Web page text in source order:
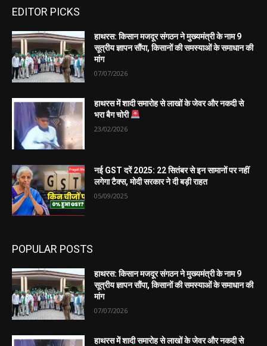
EDITOR PICKS
हाथरस: किसान मजदूर संगठन ने मुख्यमंत्री के नाम 9
सूत्रीय ज्ञापन सौंपा, किसानों की समस्याओं के समाधान की
मांग
07/07/2026
हाथरस में शादी समारोह से लाखों के जेवर और नकदी से
भरा बैग चोरी
23/02/2026
नई GST दरें 2025: 22 सितंबर से इन सामानों पर नहीं
लगेगा टैक्स, मोदी सरकार ने दी बड़ी राहत
05/09/2025
POPULAR POSTS
हाथरस: किसान मजदूर संगठन ने मुख्यमंत्री के नाम 9
सूत्रीय ज्ञापन सौंपा, किसानों की समस्याओं के समाधान की
मांग
07/07/2026
हाथरस में शादी समारोह से लाखों के जेवर और नकदी से